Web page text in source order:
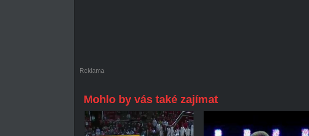
Reklama
Mohlo by vás také zajímat